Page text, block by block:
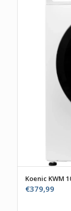
Koenic KWM
€379,99